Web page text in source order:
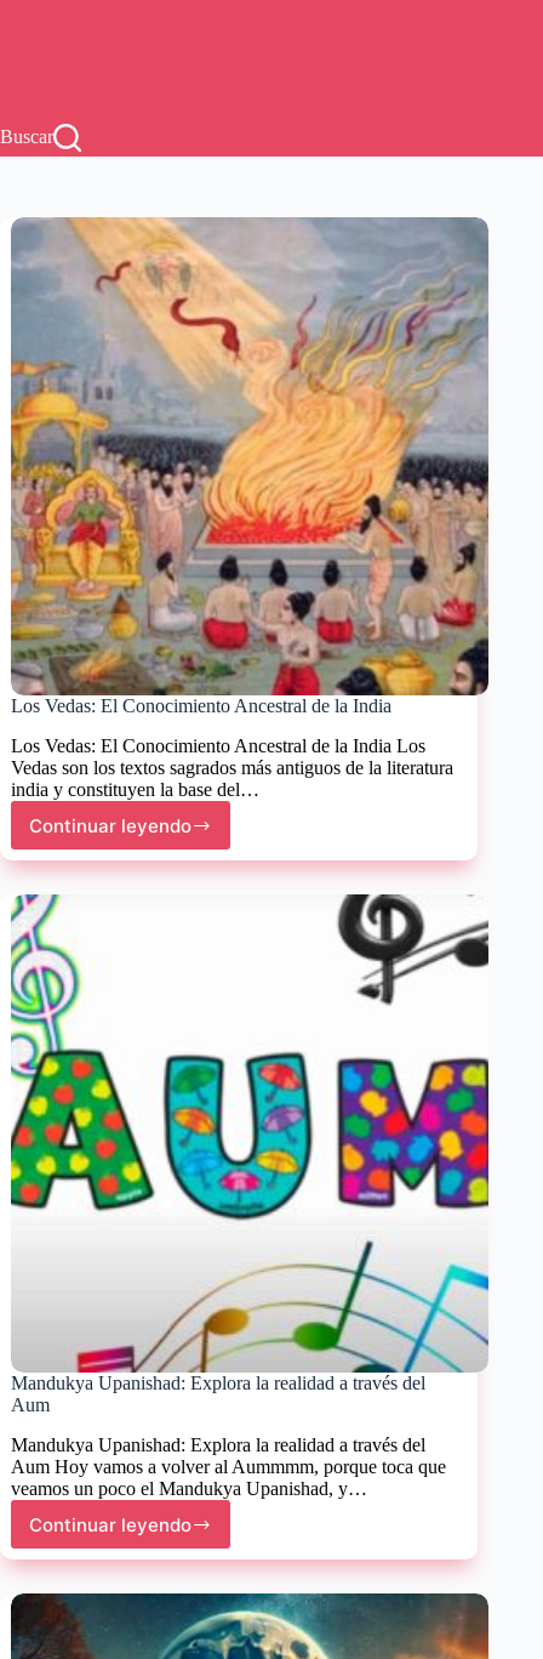
Buscar
Los Vedas: El Conocimiento Ancestral de la India
Los Vedas: El Conocimiento Ancestral de la India Los
Vedas son los textos sagrados más antiguos de la literatura
india y constituyen la base del…
Continuar leyendo
Los
Vedas:
Mandukya Upanishad: Explora la realidad a través del
Aum
Mandukya Upanishad: Explora la realidad a través del
Aum Hoy vamos a volver al Aummmm, porque toca que
veamos un poco el Mandukya Upanishad, y…
Continuar leyendo
Mandukya
Upanishad:
realidad